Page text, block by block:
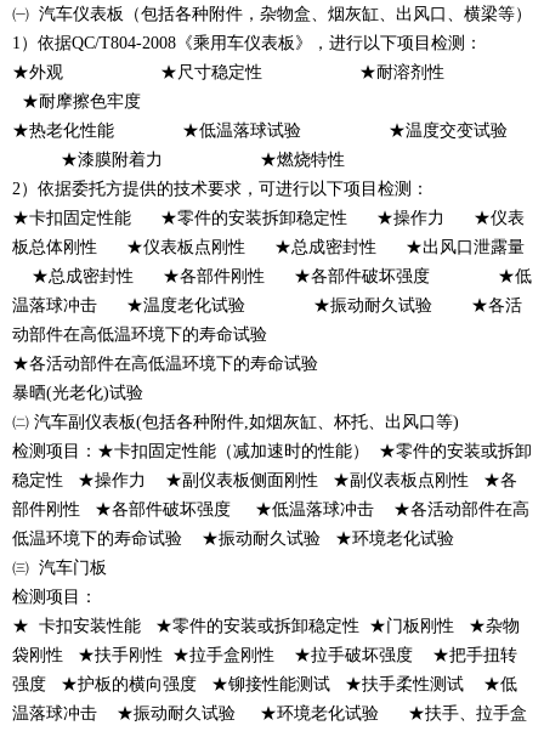
㈠ 汽车仪表板（包括各种附件，杂物盒、烟灰缸、出风口、横梁等）
1）依据QC/T804-2008《乘用车仪表板》，进行以下项目检测：
★外观 ★尺寸稳定性
★耐溶剂性
★耐摩擦色牢度
★热老化性能 ★低温落球试验 ★温度交变试验
★漆膜附着力
★燃烧特性
2）依据委托方提供的技术要求，可进行以下项目检测：
★卡扣固定性能
★零件的安装拆卸稳定性 ★操作力
★仪表
板总体刚性
★仪表板点刚性 ★总成密封性
★出风口泄露量
★总成密封性
★各部件刚性
★各部件破坏强度 ★低
温落球冲击 ★温度老化试验 ★振动耐久试验 ★各活
动部件在高低温环境下的寿命试验
★各活动部件在高低温环境下的寿命试验
暴晒(光老化)试验
㈡ 汽车副仪表板(包括各种附件,如烟灰缸、杯托、出风口等)
检测 项目：★卡扣固定性能（减加速时的性能） ★零件的安装或拆卸
稳定性 ★操作力 ★副仪表板侧面刚性 ★副仪表板点刚性 ★各
部件刚性 ★各部件破坏强度 ★低温落球冲击 ★各活动部件在高
低温环境下的寿命试验 ★振动耐久试验 ★环境老化试验
㈢ 汽车门板
检测 项目：
★ 卡扣安装性能 ★零件的安装或拆卸稳定性 ★门板刚性 ★杂物
袋刚性 ★扶手刚性 ★拉手盒刚性 ★拉手破坏强度 ★把手扭转
强度 ★护板的横向强度 ★铆接性能测试 ★扶手柔性测试 ★低
温落球冲击 ★振动耐久试验 ★环境老化试验 ★扶手、拉手盒